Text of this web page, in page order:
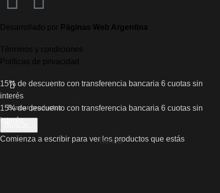
Desarrollado por Páginas Web Argentina
Términos y condiciones
Políticas de privacidad
Comienza a escribir para ver los productos que estás
15% de descuento con transferencia bancaria 6 cuotas sin
interés
15% de descuento con transferencia bancaria 6 cuotas sin
interés
Tienda